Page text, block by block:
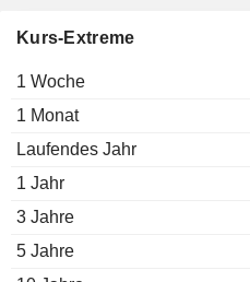
Kurs-Extreme
1 Woche
1 Monat
Laufendes Jahr
1 Jahr
3 Jahre
5 Jahre